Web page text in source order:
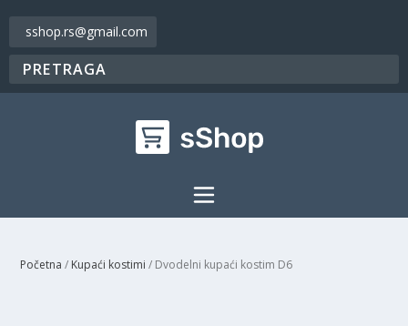
sshop.rs@gmail.com
Početna / Kupaći kostimi / Dvodelni kupaći kostim D6